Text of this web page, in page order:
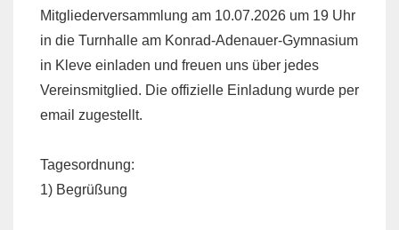
Mitgliederversammlung am 10.07.2026 um 19 Uhr
in die Turnhalle am Konrad-Adenauer-Gymnasium
in Kleve einladen und freuen uns über jedes
Vereinsmitglied. Die offizielle Einladung wurde per
email zugestellt.
Tagesordnung:
1) Begrüßung